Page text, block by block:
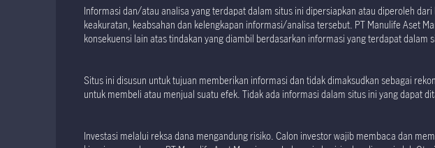
Informasi dan/atau analisa yang terdapat dalam situs ini dipersiapkan atau diperoleh
keakuratan, keabsahan dan kelengkapan informasi/analisa tersebut. PT Manulife Aset
konsekuensi lain atas tindakan yang diambil berdasarkan informasi yang terdapat dalam
Situs ini disusun untuk tujuan memberikan informasi dan tidak dimaksudkan sebagai
untuk membeli atau menjual suatu efek. Tidak ada informasi dalam situs ini yang dapat
Investasi melalui reksa dana mengandung risiko. Calon investor wajib membaca dan